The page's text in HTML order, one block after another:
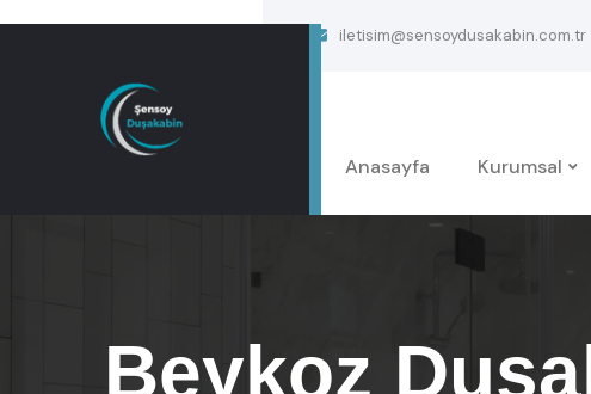
iletisim@sensoydusakabin.com.tr
Anasayfa Kurumsal
Beykoz